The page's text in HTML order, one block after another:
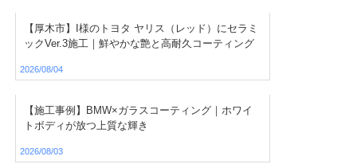
【厚木市】I様のトヨタ ヤリス（レッド）にセラミ
ックVer.3施工｜鮮やかな艶と高耐久コーティング
2026/08/04
【施工事例】BMW×ガラスコーティング｜ホワイ
トボディが放つ上質な輝き
2026/08/03